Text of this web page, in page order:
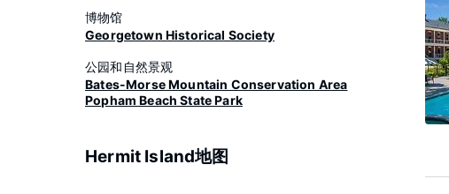
博物馆
Georgetown Historical Society
公园和自然景观
Bates-Morse Mountain Conservation Area
Popham Beach State Park
Hermit Island地图